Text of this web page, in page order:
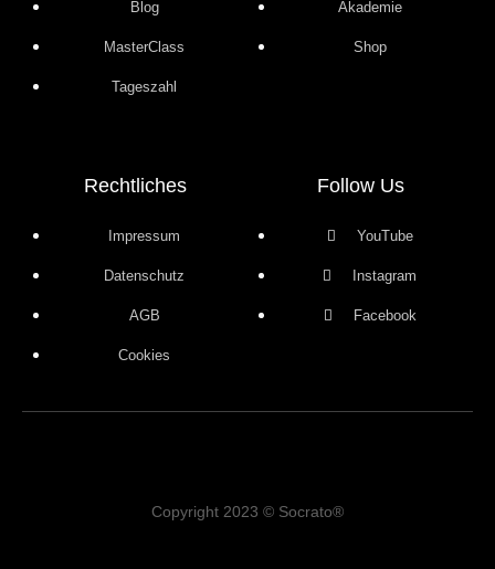
Blog
MasterClass
Tageszahl
Akademie
Shop
Rechtliches
Impressum
Datenschutz
AGB
Cookies
Follow Us
YouTube
Instagram
Facebook
Copyright 2023 © Socrato®